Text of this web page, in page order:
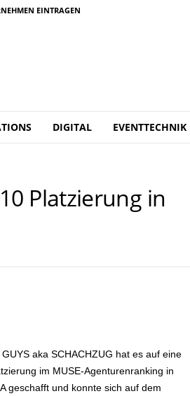
EINTRAGEN
DIGITAL EVENTTECHNIK
Platzierung in
GUYS aka SCHACHZUG hat es auf eine
im MUSE-Agenturenranking in
geschafft und konnte sich auf dem